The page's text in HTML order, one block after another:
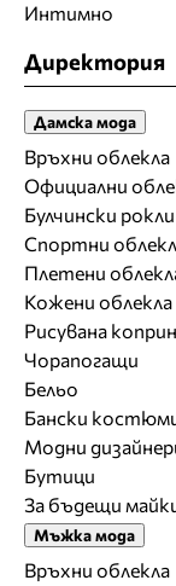
Интимно
Директория
Дамска мода
Връхни облекла
Официални
Булчински рокли
Спортни
Плетени
Кожени облекла
Рисувана
Чорапогащи
Бельо
Бански
Модни
Бутици
За бъдещи
Мъжка мода
Връхни облекла